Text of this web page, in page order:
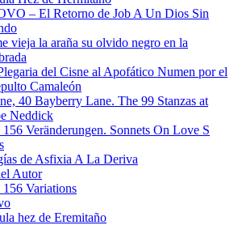
– El Retorno de Job A Un Dios Sin
vieja la araña su olvido negro en la
del Cisne al Apofático Numen por el
Camaleón
40 Bayberry Lane. The 99 Stanzas at
Neddick
156 Veränderungen. Sonnets On Love S
de Asfixia A La Deriva
Autor
156 Variations
hez de Eremitaño